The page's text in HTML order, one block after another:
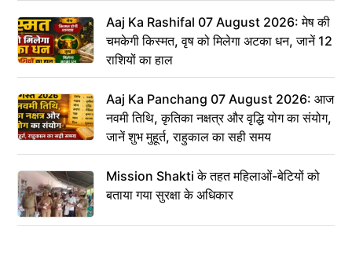
Aaj Ka Rashifal 07 August 2026: मेष की
चमकेगी किस्मत, वृष को मिलेगा अटका धन, जानें 12
राशियों का हाल
Aaj Ka Panchang 07 August 2026: आज
नवमी तिथि, कृतिका नक्षत्र और वृद्धि योग का संयोग,
जानें शुभ मुहूर्त, राहुकाल का सही समय
Mission Shakti के तहत महिलाओं-बेटियों को
बताया गया सुरक्षा के अधिकार